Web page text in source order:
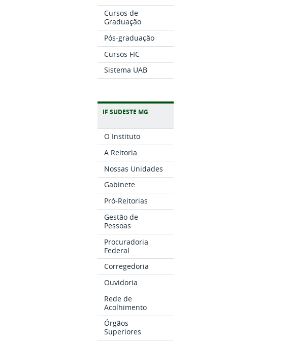
Cursos de
Graduação
Pós-graduação
Cursos FIC
Sistema UAB
IF SUDESTE MG
O Instituto
A Reitoria
Nossas Unidades
Gabinete
Pró-Reitorias
Gestão de
Pessoas
Procuradoria
Federal
Corregedoria
Ouvidoria
Rede de
Acolhimento
Órgãos
Superiores